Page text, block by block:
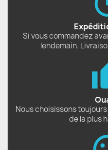
Si vous commandez
lendemain.
Nous choisissons
de la plus